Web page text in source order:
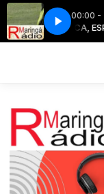
00:00 -
MÚSICA,
MÚSICA,